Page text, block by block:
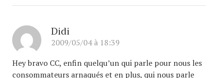
Didi
2009/05/04 à 18:39
Hey bravo CC, enfin quelqu’un qui parle pour nous les
consommateurs arnaqués et en plus, qui nous parle